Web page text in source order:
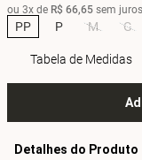
ou 3x de R$ 66,65 sem juros
PP P M G
Tabela de Medidas
Detalhes do Produto